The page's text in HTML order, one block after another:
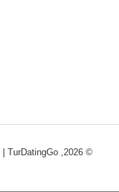
© 2026, TurDatingGo |